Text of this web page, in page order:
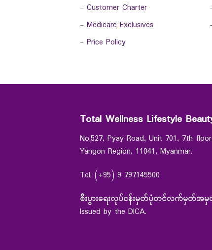
- Customer Charter
- Medicare Exclusives
- Price Policy
Total Wellness Lifestyle
No.527, Pyay Road, Unit 701, 7th
Yangon Region, 11041, Myanmar.
Tel: (+95) 9 797145500
စီးပွားရေးလုပ်ငန်းမှတ်ပုံတင်လက်မှတ်အ
Issued by the DICA.